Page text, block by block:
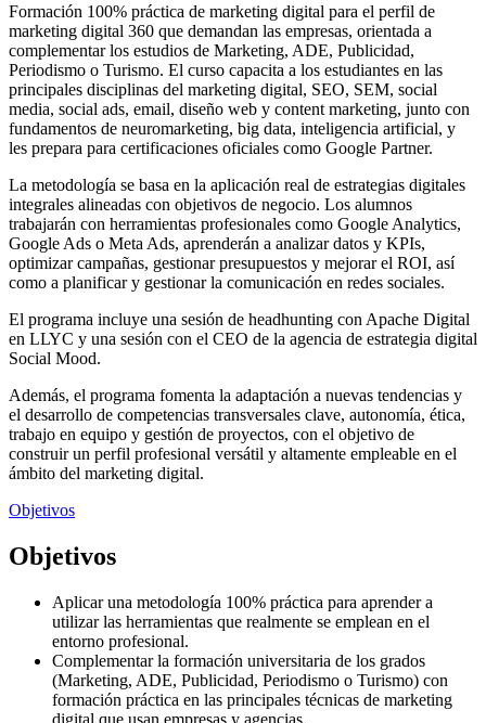
Formación 100% práctica de marketing digital para el perfil de
marketing digital 360 que demandan las empresas, orientada a
complementar los estudios de Marketing, ADE, Publicidad,
Periodismo o Turismo. El curso capacita a los estudiantes en las
principales disciplinas del marketing digital, SEO, SEM, social
media, social ads, email, diseño web y content marketing, junto con
fundamentos de neuromarketing, big data, inteligencia artificial, y
les prepara para certificaciones oficiales como Google Partner.
La metodología se basa en la aplicación real de estrategias digitales
integrales alineadas con objetivos de negocio. Los alumnos
trabajarán con herramientas profesionales como Google Analytics,
Google Ads o Meta Ads, aprenderán a analizar datos y KPIs,
optimizar campañas, gestionar presupuestos y mejorar el ROI, así
como a planificar y gestionar la comunicación en redes sociales.
El programa incluye una sesión de headhunting con Apache Digital
en LLYC y una sesión con el CEO de la agencia de estrategia digital
Social Mood.
Además, el programa fomenta la adaptación a nuevas tendencias y
el desarrollo de competencias transversales clave, autonomía, ética,
trabajo en equipo y gestión de proyectos, con el objetivo de
construir un perfil profesional versátil y altamente empleable en el
ámbito del marketing digital.
Objetivos
Objetivos
Aplicar una metodología 100% práctica para aprender a
utilizar las herramientas que realmente se emplean en el
entorno profesional.
Complementar la formación universitaria de los grados
(Marketing, ADE, Publicidad, Periodismo o Turismo) con
formación práctica en las principales técnicas de marketing
digital que usan empresas y agencias.